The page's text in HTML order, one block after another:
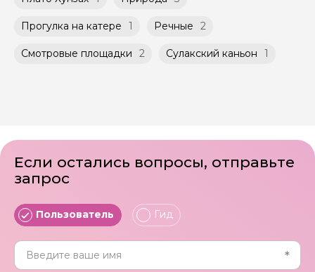
российского банка можно оплатить любую
Прогулка на катере 1 Речные 2
Смотровые площадки 2 Сулакский каньон 1
Если остались вопросы, отправьте
запрос
Пользователь Гид